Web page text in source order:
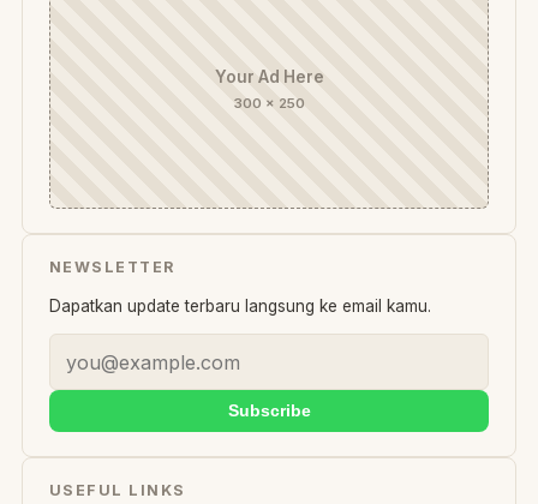
Your Ad Here
300 × 250
NEWSLETTER
Dapatkan update terbaru langsung ke email kamu.
Subscribe
USEFUL LINKS